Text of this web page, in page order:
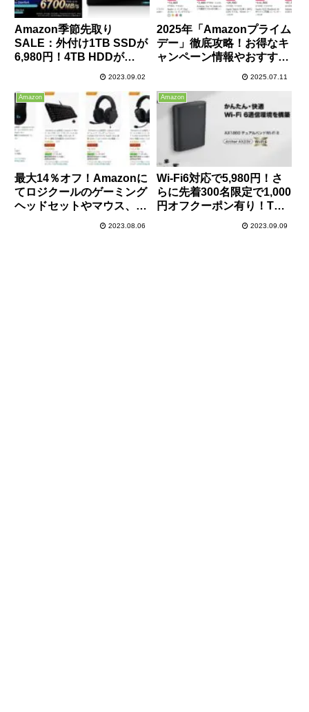
Amazon季節先取り
SALE：外付け1TB SSDが
6,980円！4TB HDDが
m2 SSDも安い！
2023.09.02
2025年「Amazonプライム
デー」徹底攻略！お得なキ
ャンペーン情報やおすすめ
2025.07.11
Amazon
最大14％オフ！Amazonに
てロジクールのゲーミング
ヘッドセットやマウス、キ
2023.08.06
Amazon
Wi-Fi6対応で5,980円！さ
らに先着300名限定で1,000
円オフクーポン有り！TP-
2023.09.09